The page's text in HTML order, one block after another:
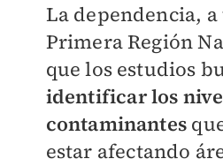
La dependencia,
Primera Región
que los estudios
identificar los
contaminantes
estar afectando